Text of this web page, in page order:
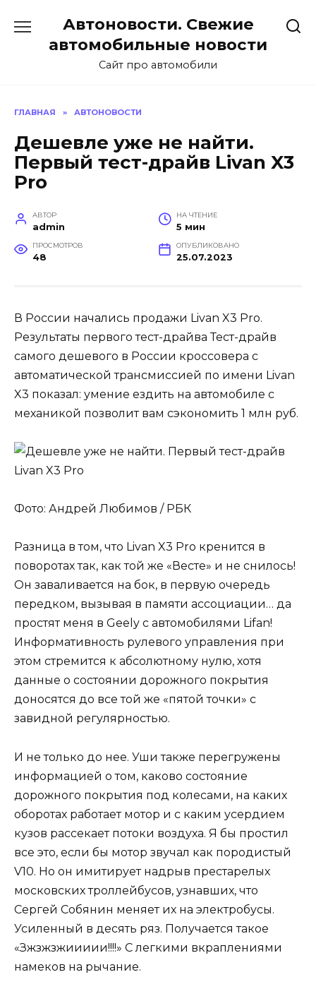
содержанию
Автоновости. Свежие
автомобильные новости
Сайт про автомобили
ГЛАВНАЯ » АВТОНОВОСТИ
Дешевле уже не найти.
Первый тест-драйв Livan X3
Pro
АВТОР
admin
НА ЧТЕНИЕ
5 мин
ПРОСМОТРОВ
48
ОПУБЛИКОВАНО
25.07.2023
В России начались продажи Livan X3 Pro.
Результаты первого тест-драйва Тест-драйв
самого дешевого в России кроссовера с
автоматической трансмиссией по имени Livan
X3 показал: умение ездить на автомобиле с
механикой позволит вам сэкономить 1 млн руб.
Фото: Андрей Любимов / РБК
Разница в том, что Livan X3 Pro кренится в
поворотах так, как той же «Весте» и не снилось!
Он заваливается на бок, в первую очередь
передком, вызывая в памяти ассоциации… да
простят меня в Geely с автомобилями Lifan!
Информативность рулевого управления при
этом стремится к абсолютному нулю, хотя
данные о состоянии дорожного покрытия
доносятся до все той же «пятой точки» с
завидной регулярностью.
И не только до нее. Уши также перегружены
информацией о том, каково состояние
дорожного покрытия под колесами, на каких
оборотах работает мотор и с каким усердием
кузов рассекает потоки воздуха. Я бы простил
все это, если бы мотор звучал как породистый
V10. Но он имитирует надрыв престарелых
московских троллейбусов, узнавших, что
Сергей Собянин меняет их на электробусы.
Усиленный в десять ряз. Получается такое
«Зжзжзжиииии!!!!» С легкими вкраплениями
намеков на рычание.